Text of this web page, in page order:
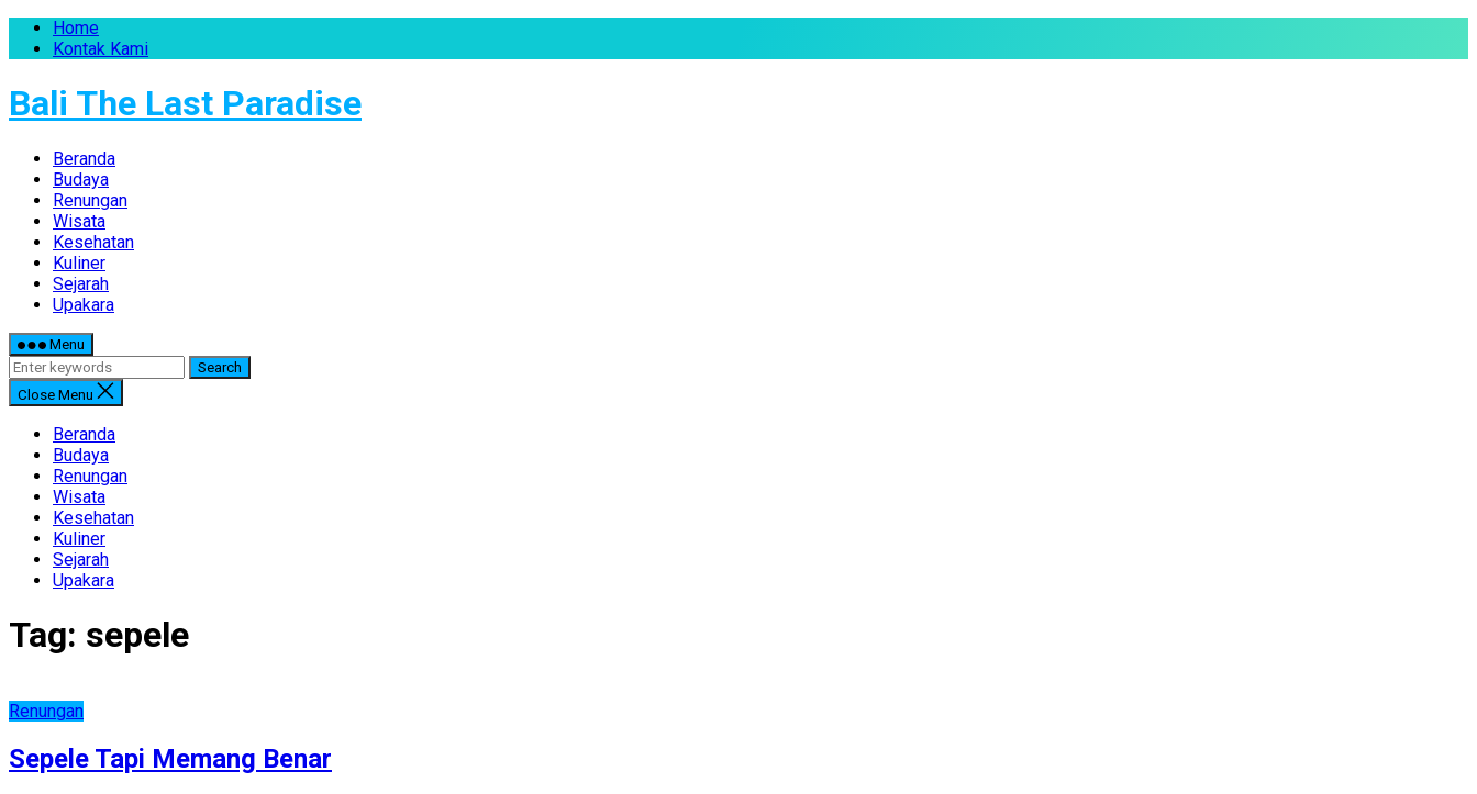
Home
Kontak Kami
Bali The Last Paradise
Beranda
Budaya
Renungan
Wisata
Kesehatan
Kuliner
Sejarah
Upakara
Menu
Search
Close Menu
Beranda
Budaya
Renungan
Wisata
Kesehatan
Kuliner
Sejarah
Upakara
Tag: sepele
Renungan
Sepele Tapi Memang Benar